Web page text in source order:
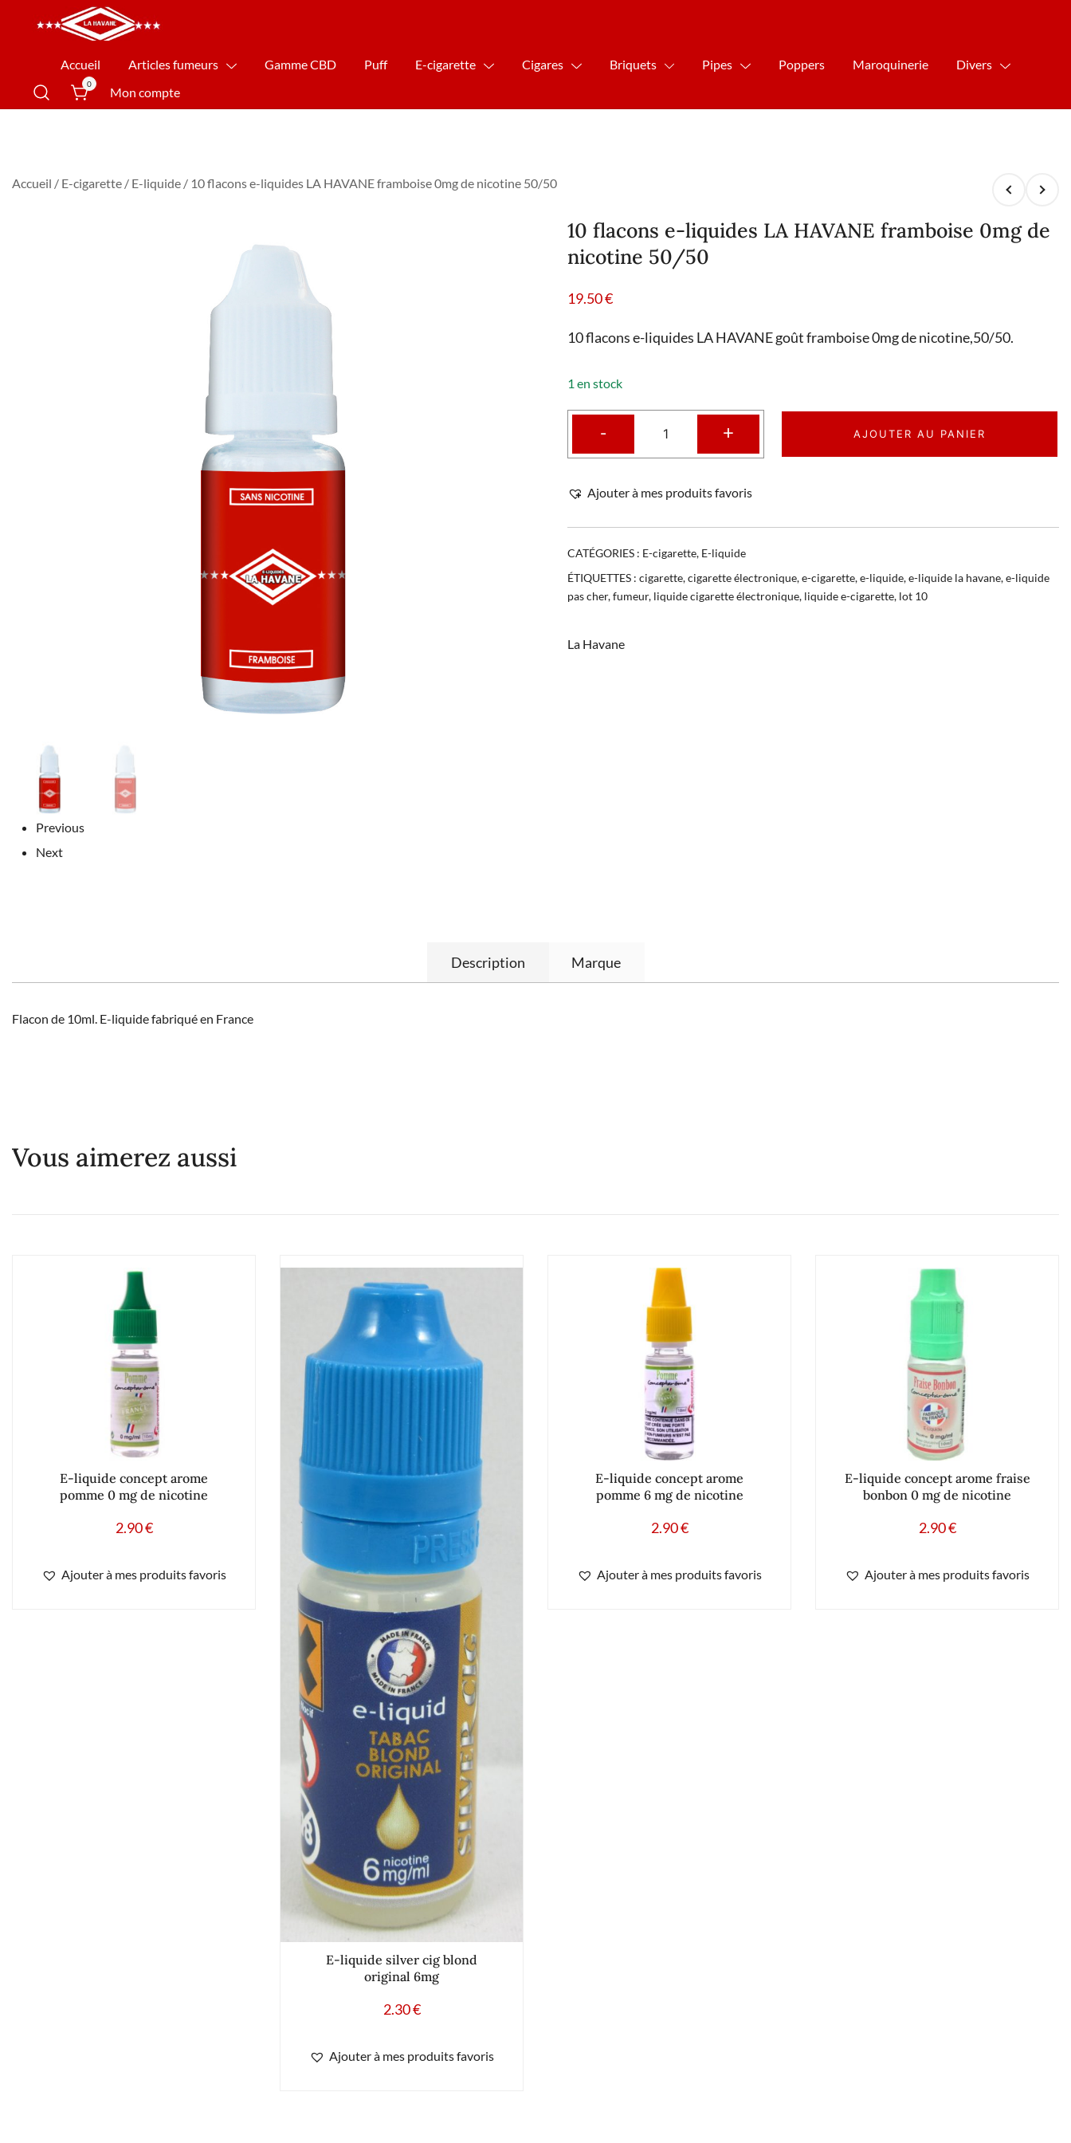
La Havane Nîmes
Accueil Articles fumeurs Gamme CBD Puff E-cigarette Cigares Briquets Pipes Poppers Maroquinerie Divers
0
Mon compte
Accueil / E-cigarette / E-liquide / 10 flacons e-liquides LA HAVANE framboise 0mg de nicotine 50/50
Previous
Next
10 flacons e-liquides LA HAVANE framboise 0mg de
nicotine 50/50
19.50€
10 flacons e-liquides LA HAVANE goût framboise 0mg de nicotine,50/50.
1 en stock
- + AJOUTER AU PANIER
Ajouter à mes produits favoris
CATÉGORIES : E-cigarette, E-liquide
ÉTIQUETTES : cigarette,cigarette électronique,e-cigarette,e-liquide,e-liquide la havane,e-liquide
pas cher,fumeur, liquide cigarette électronique, liquide e-cigarette, lot 10
La Havane
Description Marque
Flacon de 10ml. E-liquide fabriqué en France
Vous aimerez aussi
E-liquide concept arome
pomme 0 mg de nicotine
2.90€
Ajouter à mes produits favoris
E-liquide silver cig blond
original 6mg
2.30€
Ajouter à mes produits favoris
E-liquide concept arome
pomme 6 mg de nicotine
2.90€
Ajouter à mes produits favoris
E-liquide concept arome fraise
bonbon 0 mg de nicotine
2.90€
Ajouter à mes produits favoris